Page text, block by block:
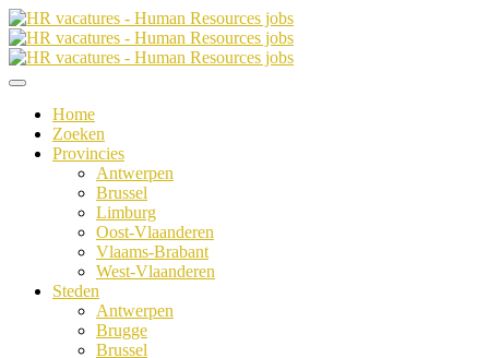
Home
Zoeken
Provincies
Antwerpen
Brussel
Limburg
Oost-Vlaanderen
Vlaams-Brabant
West-Vlaanderen
Steden
Antwerpen
Brugge
Brussel